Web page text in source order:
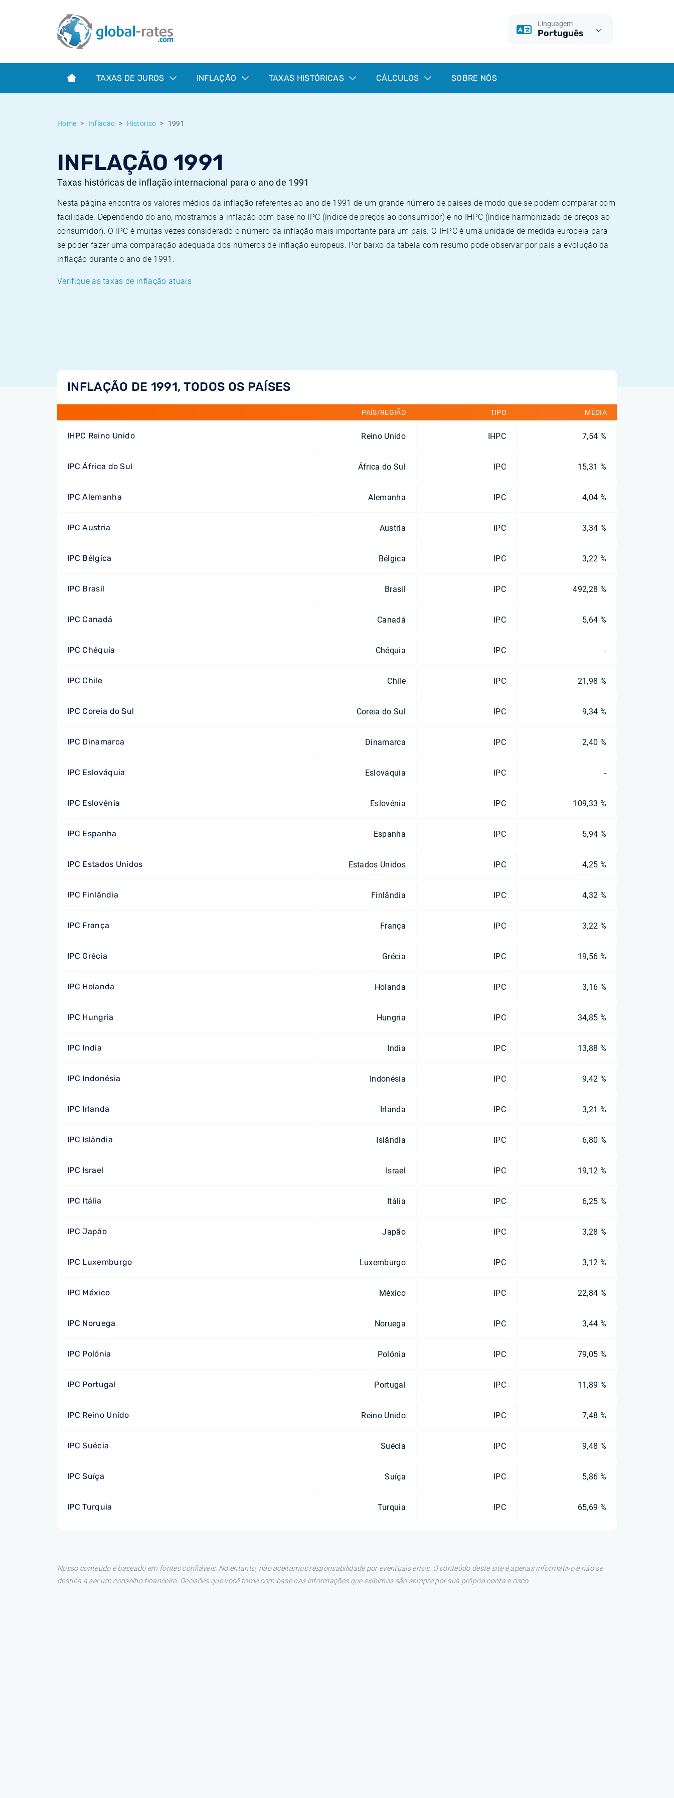
Linguagem
Português
TAXAS DE JUROS INFLAÇÃO TAXAS HISTÓRICAS CÁLCULOS SOBRE NÓS
Home Inflacao Historico 1991
INFLAÇÃO 1991
Taxas históricas de inflação internacional para o ano de 1991
Nesta página encontra os valores médios da inflação referentes ao ano de 1991 de um grande número de países de modo que se podem comparar com
facilidade. Dependendo do ano, mostramos a inflação com base no IPC (índice de preços ao consumidor) e no IHPC (índice harmonizado de preços ao
consumidor). O IPC é muitas vezes considerado o número da inflação mais importante para um país. O IHPC é uma unidade de medida europeia para
se poder fazer uma comparação adequada dos números de inflação europeus. Por baixo da tabela com resumo pode observar por país a evolução da
inflação durante o ano de 1991.
Verifique as taxas de inflação atuais
INFLAÇÃO DE 1991, TODOS OS PAÍSES
PAÍS/REGIÃO TIPO MÉDIA
IHPC Reino Unido Reino Unido IHPC 7,54 %
IPC África do Sul África do Sul IPC 15,31 %
IPC Alemanha Alemanha IPC 4,04 %
IPC Austria Austria IPC 3,34 %
IPC Bélgica Bélgica IPC 3,22 %
IPC Brasil Brasil IPC 492,28 %
IPC Canadá Canadá IPC 5,64 %
IPC Chéquia Chéquia IPC -
IPC Chile Chile IPC 21,98 %
IPC Coreia do Sul Coreia do Sul IPC 9,34 %
IPC Dinamarca Dinamarca IPC 2,40 %
IPC Eslováquia Eslováquia IPC -
IPC Eslovénia Eslovénia IPC 109,33 %
IPC Espanha Espanha IPC 5,94 %
IPC Estados Unidos Estados Unidos IPC 4,25 %
IPC Finlândia Finlândia IPC 4,32 %
IPC França França IPC 3,22 %
IPC Grécia Grécia IPC 19,56 %
IPC Holanda Holanda IPC 3,16 %
IPC Hungria Hungria IPC 34,85 %
IPC India India IPC 13,88 %
IPC Indonésia Indonésia IPC 9,42 %
IPC Irlanda Irlanda IPC 3,21 %
IPC Islândia Islândia IPC 6,80 %
IPC Israel Israel IPC 19,12 %
IPC Itália Itália IPC 6,25 %
IPC Japão Japão IPC 3,28 %
IPC Luxemburgo Luxemburgo IPC 3,12 %
IPC México México IPC 22,84 %
IPC Noruega Noruega IPC 3,44 %
IPC Polónia Polónia IPC 79,05 %
IPC Portugal Portugal IPC 11,89 %
IPC Reino Unido Reino Unido IPC 7,48 %
IPC Suécia Suécia IPC 9,48 %
IPC Suíça Suíça IPC 5,86 %
IPC Turquia Turquia IPC 65,69 %
Nosso conteúdo é baseado em fontes confiáveis. No entanto, não aceitamos responsabilidade por eventuais erros. O conteúdo deste site é apenas informativo e não se
destina a ser um conselho financeiro. Decisões que você tome com base nas informações que exibimos são sempre por sua própria conta e risco.
Term SOFR
O que é a inflação do IPC?
O que é a inflação do IHPC?
Taxas Euribor históricas
Taxas ESTER históricas
Taxas de inflação históricas
Calculadora de inflação